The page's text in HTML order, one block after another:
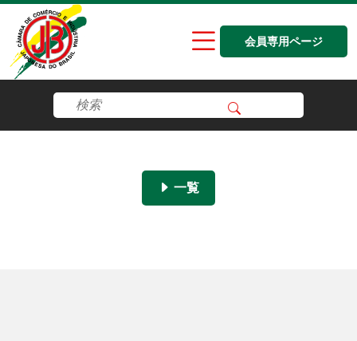
会員専用ページ
一覧